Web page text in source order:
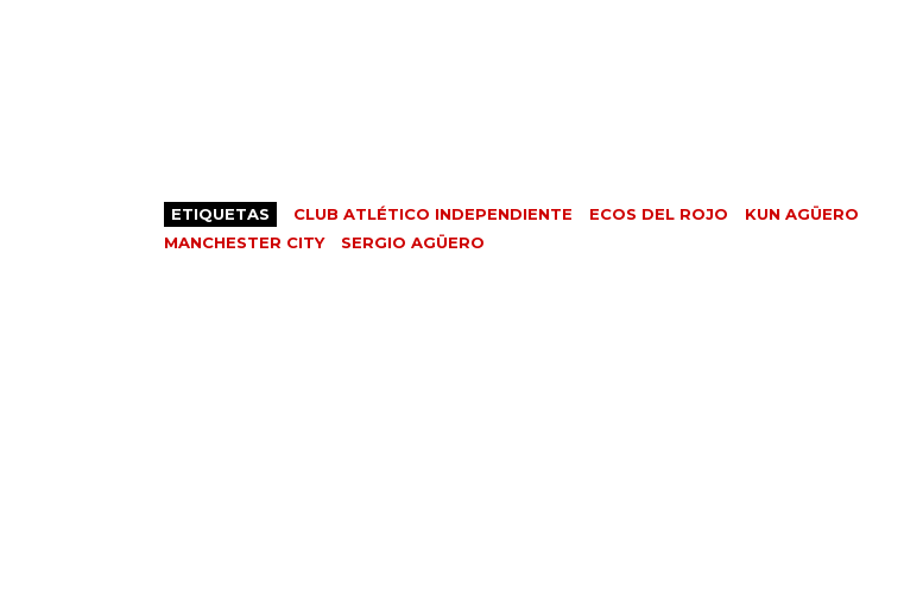
ETIQUETAS CLUB ATLÉTICO INDEPENDIENTE ECOS DEL ROJO
KUN AGÜERO
MANCHESTER CITY
SERGIO AGÜERO